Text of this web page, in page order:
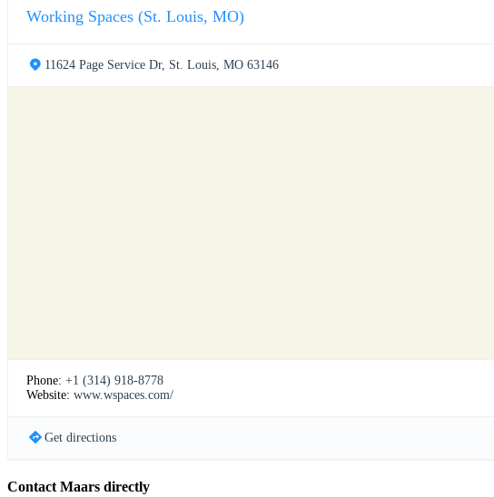
Working Spaces (St. Louis, MO)
11624 Page Service Dr, St. Louis, MO 63146
Phone: +1 (314) 918-8778
Website: www.wspaces.com/
Get directions
Contact Maars directly